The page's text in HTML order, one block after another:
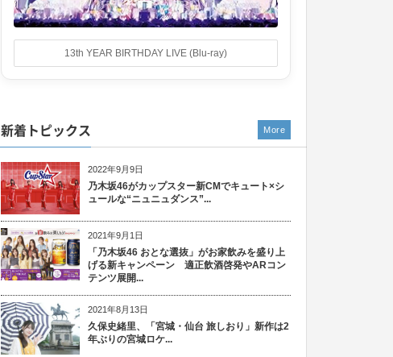
13th YEAR BIRTHDAY LIVE (Blu-ray)
新着トピックス
2022年9月9日
乃木坂46がカップスター新CMでキュート×シ
ュールな“ニュニュダンス”...
2021年9月1日
「乃木坂46 おとな選抜」がお家飲みを盛り上
げる新キャンペーン 適正飲酒啓発やARコン
テンツ展開...
2021年8月13日
久保史緒里、「宮城・仙台 旅しおり」新作は2
年ぶりの宮城ロケ...
More